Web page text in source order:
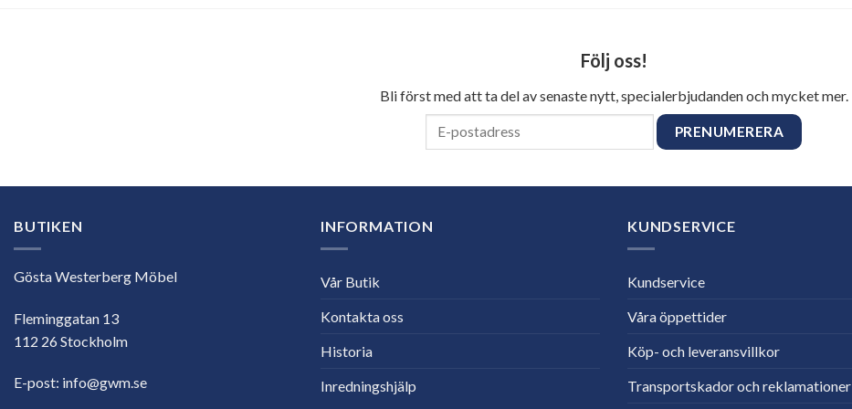
Följ oss!
Bli först med att ta del av senaste nytt, specialerbjudanden och mycket mer.
BUTIKEN
Gösta Westerberg Möbel
Fleminggatan 13
112 26 Stockholm
E-post: info@gwm.se
INFORMATION
Vår Butik
Kontakta oss
Historia
Inredningshjälp
KUNDSERVICE
Kundservice
Våra öppettider
Köp- och leveransvillkor
Transportskador och reklamationer